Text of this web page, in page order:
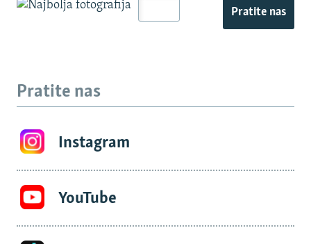
Pratite nas
Pratite nas
Instagram
YouTube